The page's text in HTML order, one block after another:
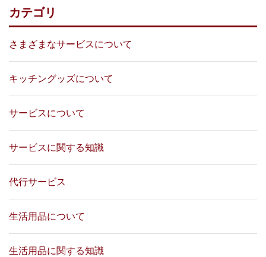
カテゴリ
さまざまなサービスについて
キッチングッズについて
サービスについて
サービスに関する知識
代行サービス
生活用品について
生活用品に関する知識